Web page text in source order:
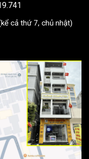
cả thứ 7, chủ nhật)